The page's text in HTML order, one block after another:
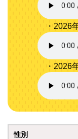
・2026
・2026
性別